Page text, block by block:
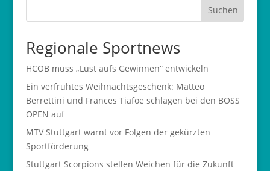
Suchen
Regionale Sportnews
HCOB muss „Lust aufs Gewinnen“ entwickeln
Ein verfrühtes Weihnachtsgeschenk: Matteo
Berrettini und Frances Tiafoe schlagen bei den BOSS
OPEN auf
MTV Stuttgart warnt vor Folgen der gekürzten
Sportförderung
Stuttgart Scorpions stellen Weichen für die Zukunft